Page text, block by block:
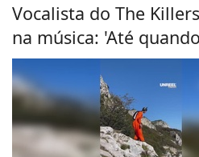
Vocalista do The
na música: 'Até